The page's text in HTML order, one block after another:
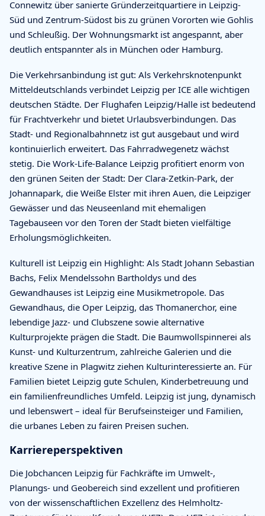
Connewitz über sanierte Gründerzeitquartiere in Leipzig-
Süd und Zentrum-Südost bis zu grünen Vororten wie Gohlis
und Schleußig. Der Wohnungsmarkt ist angespannt, aber
deutlich entspannter als in München oder Hamburg.
Die Verkehrsanbindung ist gut: Als Verkehrsknotenpunkt
Mitteldeutschlands verbindet Leipzig per ICE alle wichtigen
deutschen Städte. Der Flughafen Leipzig/Halle ist bedeutend
für Frachtverkehr und bietet Urlaubsverbindungen. Das
Stadt- und Regionalbahnnetz ist gut ausgebaut und wird
kontinuierlich erweitert. Das Fahrradwegenetz wächst
stetig. Die Work-Life-Balance Leipzig profitiert enorm von
den grünen Seiten der Stadt: Der Clara-Zetkin-Park, der
Johannapark, die Weiße Elster mit ihren Auen, die Leipziger
Gewässer und das Neuseenland mit ehemaligen
Tagebauseen vor den Toren der Stadt bieten vielfältige
Erholungsmöglichkeiten.
Kulturell ist Leipzig ein Highlight: Als Stadt Johann Sebastian
Bachs, Felix Mendelssohn Bartholdys und des
Gewandhauses ist Leipzig eine Musikmetropole. Das
Gewandhaus, die Oper Leipzig, das Thomanerchor, eine
lebendige Jazz- und Clubszene sowie alternative
Kulturprojekte prägen die Stadt. Die Baumwollspinnerei als
Kunst- und Kulturzentrum, zahlreiche Galerien und die
kreative Szene in Plagwitz ziehen Kulturinteressierte an. Für
Familien bietet Leipzig gute Schulen, Kinderbetreuung und
ein familienfreundliches Umfeld. Leipzig ist jung, dynamisch
und lebenswert – ideal für Berufseinsteiger und Familien,
die urbanes Leben zu fairen Preisen suchen.
Karriereperspektiven
Die Jobchancen Leipzig für Fachkräfte im Umwelt-,
Planungs- und Geobereich sind exzellent und profitieren
von der wissenschaftlichen Exzellenz des Helmholtz-